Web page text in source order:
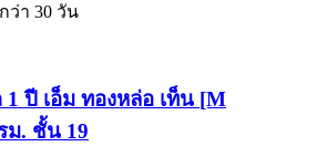
ว่า 30 วัน
ปี เอ็ม ทองหล่อ เท็น [M
ม. ชั้น 19